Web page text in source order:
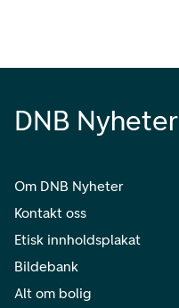
DNB Nyheter
Om DNB Nyheter
Kontakt oss
Etisk innholdsplakat
Bildebank
Alt om bolig